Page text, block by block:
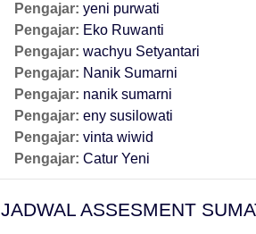
Pengajar: yeni purwati
Pengajar: Eko Ruwanti
Pengajar: wachyu Setyantari
Pengajar: Nanik Sumarni
Pengajar: nanik sumarni
Pengajar: eny susilowati
Pengajar: vinta wiwid
Pengajar: Catur Yeni
JADWAL ASSESMENT